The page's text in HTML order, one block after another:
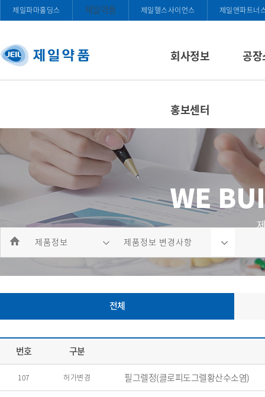
제일파마홀딩스 제일약품 제일헬스사이언스 제일앤파트너
회사정보 공
홍보센터
제품정보 제품정보 변경사항
전체
번호 구분
107 허가변경 필그렐정(클로피도그렐황산수소염)